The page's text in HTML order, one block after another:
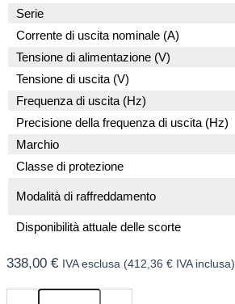
Serie
Corrente di uscita nominale (A)
Tensione di alimentazione (V)
Tensione di uscita (V)
Frequenza di uscita (Hz)
Precisione della frequenza di uscita (Hz)
Marchio
Classe di protezione
Modalità di raffreddamento
Disponibilità attuale delle scorte
338,00 € IVA esclusa (412,36 € IVA inclusa)
Convertitore